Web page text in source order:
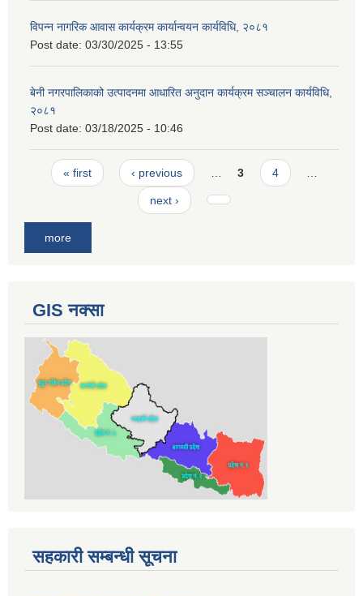
विपन्न नागरिक आवास कार्यक्रम कार्यान्वयन कार्यविधि, २०८१
Post date: 03/30/2025 - 13:55
बेनी नगरपालिकाको उत्पादनमा आधारित अनुदान कार्यक्रम सञ्‍चालन कार्यविधि,
२०८१
Post date: 03/18/2025 - 10:46
Pages
« first ‹ previous 3 4
next ›
more
GIS नक्सा
सहकारी सम्बन्धी सूचना